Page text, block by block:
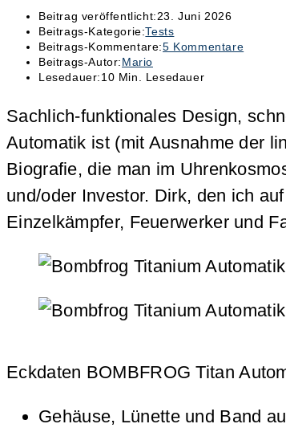
Beitrag veröffentlicht:23. Juni 2026
Beitrags-Kategorie:Tests
Beitrags-Kommentare:5 Kommentare
Beitrags-Autor:Mario
Lesedauer:10 Min. Lesedauer
Sachlich-funktionales Design,
Automatik ist (mit Ausnahme der
Biografie, die man im
und/oder Investor. Dirk, den ich
Einzelkämpfer, Feuerwerker und
Eckdaten BOMBFROG Titan
Gehäuse, Lünette und Band